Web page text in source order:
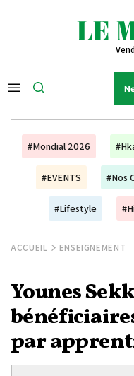
#Mondial 2026
#EVENTS #Nos
#Lifestyle
ACCUEIL ENSEIGNEMENT
Younes
par